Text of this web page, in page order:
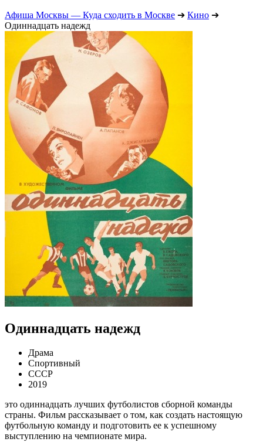
Афиша Москвы — Куда сходить в Москве ➔ Кино ➔
Одиннадцать надежд
Одиннадцать надежд
Драма
Спортивный
СССР
2019
это одиннадцать лучших футболистов сборной команды
страны. Фильм рассказывает о том, как создать настоящую
футбольную команду и подготовить ее к успешному
выступлению на чемпионате мира.